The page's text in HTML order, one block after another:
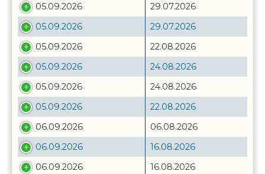
05.09.2026
29.07.2026
05.09.2026
29.07.2026
05.09.2026
22.08.2026
05.09.2026
24.08.2026
05.09.2026
24.08.2026
05.09.2026
22.08.2026
06.09.2026
06.08.2026
06.09.2026
16.08.2026
06.09.2026
16.08.2026